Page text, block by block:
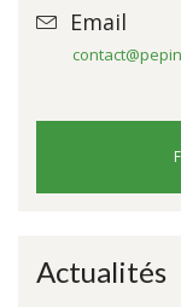
Email
Actualités